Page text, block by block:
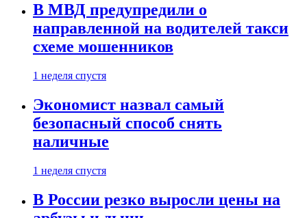
В МВД предупредили о
направленной на водителей такси
схеме мошенников
1 неделя спустя
Экономист назвал самый
безопасный способ снять
наличные
1 неделя спустя
В России резко выросли цены на